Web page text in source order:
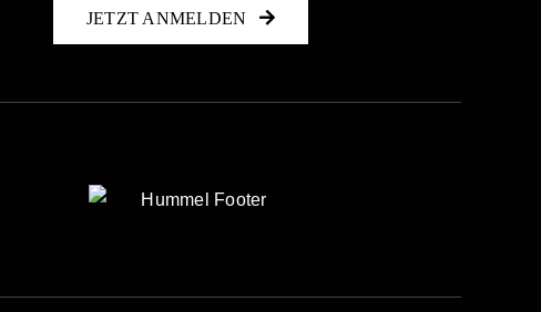
JETZT ANMELDEN